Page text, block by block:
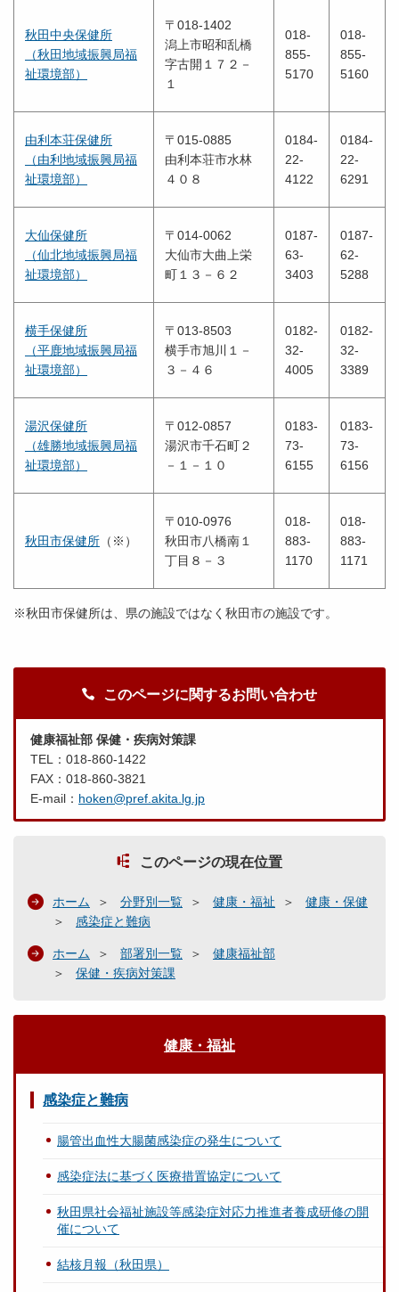
秋田中央保健所
（秋田地域振興局福
祉環境部）
〒018-1402
潟上市昭和乱橋
字古開１７２－
１
018-
855-
5170
018-
855-
5160
由利本荘保健所
（由利地域振興局福
祉環境部）
〒015-0885
由利本荘市水林
４０８
0184-
22-
4122
0184-
22-
6291
大仙保健所
（仙北地域振興局福
祉環境部）
〒014-0062
大仙市大曲上栄
町１３－６２
0187-
63-
3403
0187-
62-
5288
横手保健所
（平鹿地域振興局福
祉環境部）
〒013-8503
横手市旭川１－
３－４６
0182-
32-
4005
0182-
32-
3389
湯沢保健所
（雄勝地域振興局福
祉環境部）
〒012-0857
湯沢市千石町２
－１－１０
0183-
73-
6155
0183-
73-
6156
秋田市保健所 （※）
〒010-0976
秋田市八橋南１
丁目８－３
018-
883-
1170
018-
883-
1171
※秋田市保健所は、県の施設ではなく秋田市の施設です。
このページに関するお問い合わせ
健康福祉部 保健・疾病対策課
TEL：018-860-1422
FAX：018-860-3821
E-mail： hoken@pref.akita.lg.jp
このページの現在位置
ホーム 分野別一覧 健康・福祉
健康・保健
感染症と難病
ホーム 部署別一覧
健康福祉部
保健・疾病対策課
健康・福祉
感染症と難病
腸管出血性大腸菌感染症の発生について
感染症法に基づく医療措置協定について
秋田県社会福祉施設等感染症対応力推進者養成研修の開
催について
結核月報（秋田県）